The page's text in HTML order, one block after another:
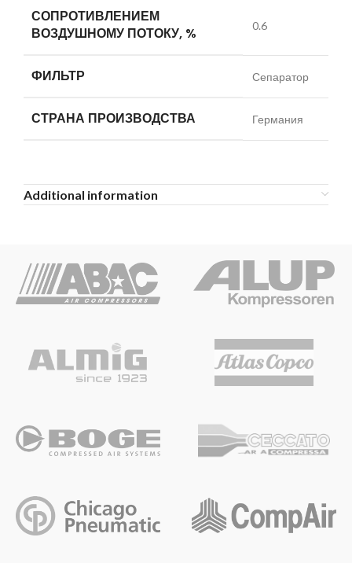
СОПРОТИВЛЕНИЕМ
ВОЗДУШНОМУ ПОТОКУ, %
0.6
ФИЛЬТР Сепаратор
СТРАНА ПРОИЗВОДСТВА Германия
Additional information